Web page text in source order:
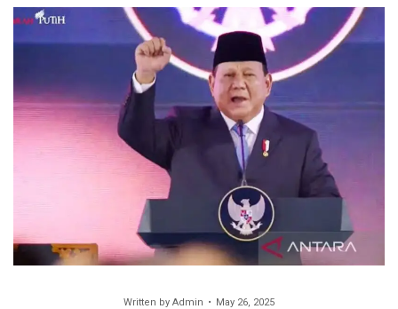
Written by Admin May 26, 2025